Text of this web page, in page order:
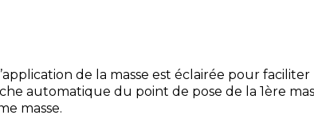
de la masse est éclairée pour
automatique du point de pose de la 1ère
masse.